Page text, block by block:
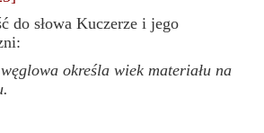
do słowa Kuczerze i jego
określa wiek materiału na